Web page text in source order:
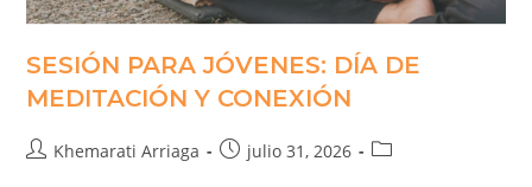
SESIÓN PARA JÓVENES: DÍA DE
MEDITACIÓN Y CONEXIÓN
Khemarati Arriaga julio 31, 2026